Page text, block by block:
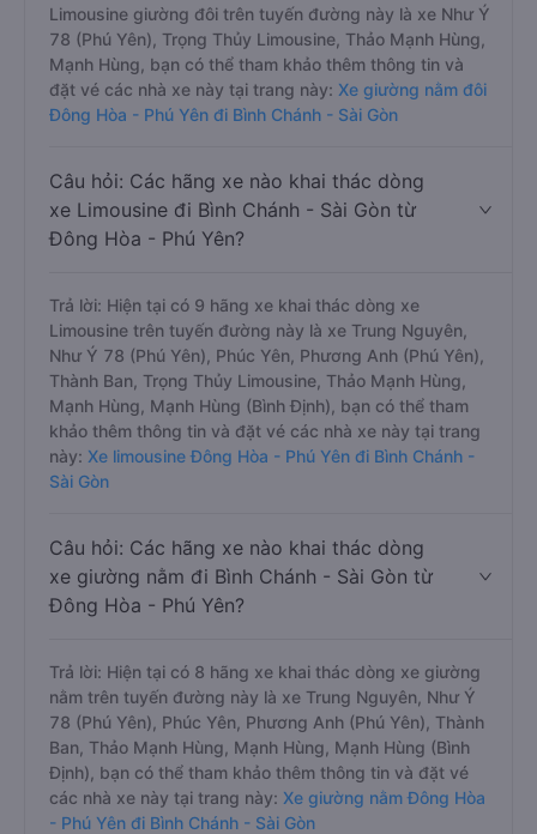
Limousine giường đôi trên tuyến đường này là xe Như Ý
78 (Phú Yên), Trọng Thủy Limousine, Thảo Mạnh Hùng,
Mạnh Hùng, bạn có thể tham khảo thêm thông tin và
đặt vé các nhà xe này tại trang này: Xe giường nằm đôi
Đông Hòa - Phú Yên đi Bình Chánh - Sài Gòn
Câu hỏi: Các hãng xe nào khai thác dòng
xe Limousine đi Bình Chánh - Sài Gòn từ
Đông Hòa - Phú Yên?
Trả lời: Hiện tại có 9 hãng xe khai thác dòng xe
Limousine trên tuyến đường này là xe Trung Nguyên,
Như Ý 78 (Phú Yên), Phúc Yên, Phương Anh (Phú Yên),
Thành Ban, Trọng Thủy Limousine, Thảo Mạnh Hùng,
Mạnh Hùng, Mạnh Hùng (Bình Định), bạn có thể tham
khảo thêm thông tin và đặt vé các nhà xe này tại trang
này: Xe limousine Đông Hòa - Phú Yên đi Bình Chánh -
Sài Gòn
Câu hỏi: Các hãng xe nào khai thác dòng
xe giường nằm đi Bình Chánh - Sài Gòn từ
Đông Hòa - Phú Yên?
Trả lời: Hiện tại có 8 hãng xe khai thác dòng xe giường
nằm trên tuyến đường này là xe Trung Nguyên, Như Ý
78 (Phú Yên), Phúc Yên, Phương Anh (Phú Yên), Thành
Ban, Thảo Mạnh Hùng, Mạnh Hùng, Mạnh Hùng (Bình
Định), bạn có thể tham khảo thêm thông tin và đặt vé
các nhà xe này tại trang này: Xe giường nằm Đông Hòa
- Phú Yên đi Bình Chánh - Sài Gòn